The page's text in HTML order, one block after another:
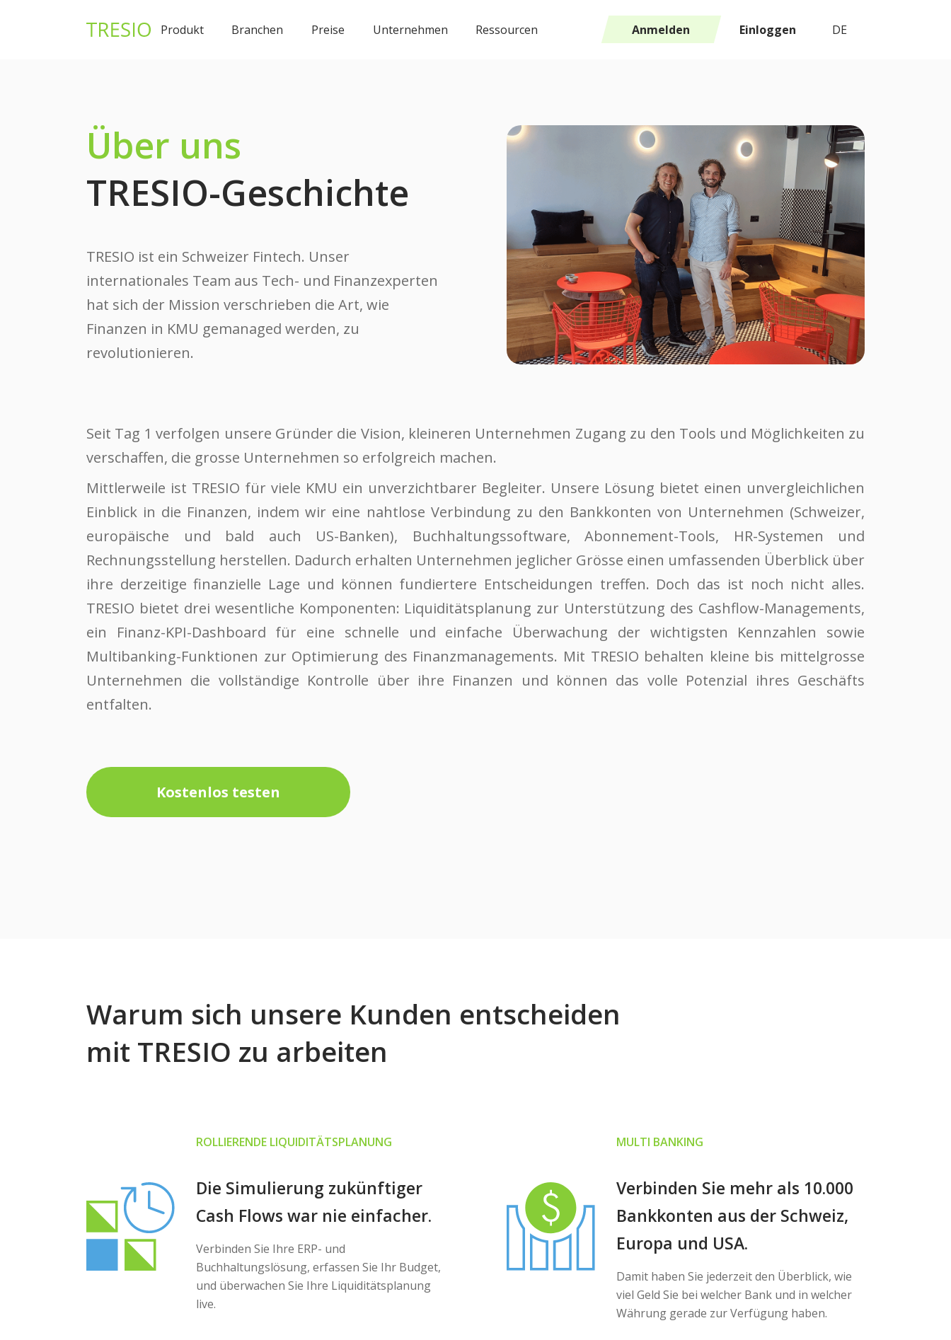
Produkt Branchen Preise Unternehmen Ressourcen Anmelden Einloggen DE
Über uns
TRESIO-Geschichte
TRESIO ist ein Schweizer Fintech. Unser
internationales Team aus Tech- und Finanzexperten
hat sich der Mission verschrieben die Art, wie
Finanzen in KMU gemanaged werden, zu
revolutionieren.
Seit Tag 1 verfolgen unsere Gründer die Vision, kleineren Unternehmen Zugang zu den Tools und Möglichkeiten zu
verschaffen, die grosse Unternehmen so erfolgreich machen.
Mittlerweile ist TRESIO für viele KMU ein unverzichtbarer Begleiter. Unsere Lösung bietet einen unvergleichlichen
Einblick in die Finanzen, indem wir eine nahtlose Verbindung zu den Bankkonten von Unternehmen (Schweizer,
europäische und bald auch US-Banken), Buchhaltungssoftware, Abonnement-Tools, HR-Systemen und
Rechnungsstellung herstellen. Dadurch erhalten Unternehmen jeglicher Grösse einen umfassenden Überblick über
ihre derzeitige finanzielle Lage und können fundiertere Entscheidungen treffen. Doch das ist noch nicht alles.
TRESIO bietet drei wesentliche Komponenten: Liquiditätsplanung zur Unterstützung des Cashflow-Managements,
ein Finanz-KPI-Dashboard für eine schnelle und einfache Überwachung der wichtigsten Kennzahlen sowie
Multibanking-Funktionen zur Optimierung des Finanzmanagements. Mit TRESIO behalten kleine bis mittelgrosse
Unternehmen die vollständige Kontrolle über ihre Finanzen und können das volle Potenzial ihres Geschäfts
entfalten.
Kostenlos testen
Warum sich unsere Kunden entscheiden
mit TRESIO zu arbeiten
ROLLIERENDE LIQUIDITÄTSPLANUNG
Die Simulierung zukünftiger
Cash Flows war nie einfacher.
Verbinden Sie Ihre ERP- und
Buchhaltungslösung, erfassen Sie Ihr Budget,
und überwachen Sie Ihre Liquiditätsplanung
live.
MULTI BANKING
Verbinden Sie mehr als 10.000
Bankkonten aus der Schweiz,
Europa und USA.
Damit haben Sie jederzeit den Überblick, wie
viel Geld Sie bei welcher Bank und in welcher
Währung gerade zur Verfügung haben.